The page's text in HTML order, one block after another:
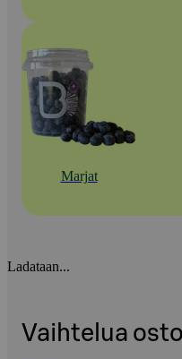
Marjat
Ladataan...
Vaihtelua